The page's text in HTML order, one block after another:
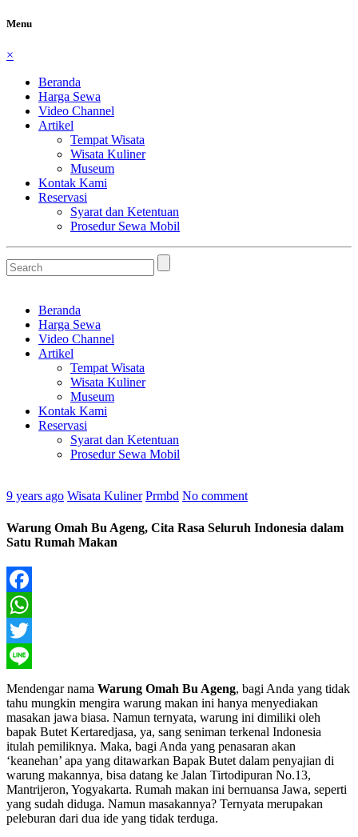
Menu
×
Beranda
Harga Sewa
Video Channel
Artikel
Tempat Wisata
Wisata Kuliner
Museum
Kontak Kami
Reservasi
Syarat dan Ketentuan
Prosedur Sewa Mobil
Beranda
Harga Sewa
Video Channel
Artikel
Tempat Wisata
Wisata Kuliner
Museum
Kontak Kami
Reservasi
Syarat dan Ketentuan
Prosedur Sewa Mobil
9 years ago Wisata Kuliner Prmbd No comment
Warung Omah Bu Ageng, Cita Rasa Seluruh Indonesia dalam
Satu Rumah Makan
Facebook
WhatsApp
Twitter
Line
Mendengar nama Warung Omah Bu Ageng, bagi Anda yang tidak
tahu mungkin mengira warung makan ini hanya menyediakan
masakan jawa biasa. Namun ternyata, warung ini dimiliki oleh
bapak Butet Kertaredjasa, ya, sang seniman terkenal Indonesia
itulah pemiliknya. Maka, bagi Anda yang penasaran akan
‘keanehan’ apa yang ditawarkan Bapak Butet dalam penyajian di
warung makannya, bisa datang ke Jalan Tirtodipuran No.13,
Mantrijeron, Yogyakarta. Rumah makan ini bernuansa Jawa, seperti
yang sudah diduga. Namun masakannya? Ternyata merupakan
peleburan dari dua ide yang tidak terduga.